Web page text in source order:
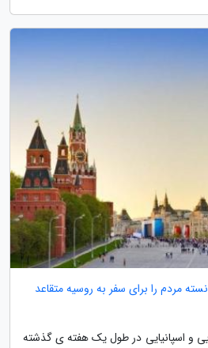
مردم را برای سفر به روسیه متقاعد
و اسپانیایی در طول یک هفته ی گذشته